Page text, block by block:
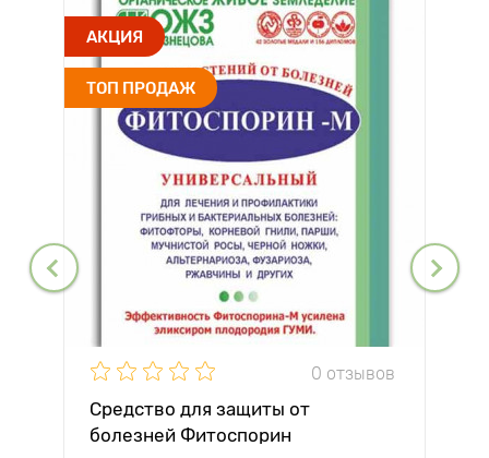
АКЦИЯ
ТОП ПРОДАЖ
0 отзывов
Средство для защиты от
болезней Фитоспорин